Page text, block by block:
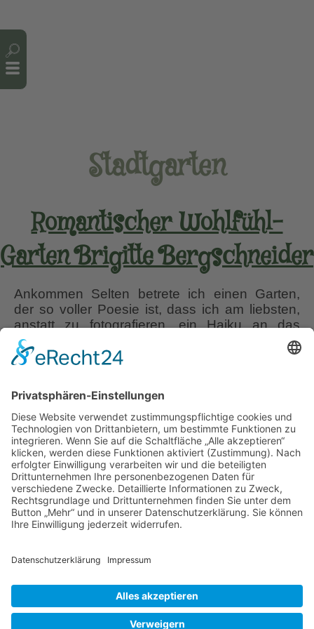
Stadtgarten
Romantischer Wohlfühl-
Garten Brigitte Bergschneider
Ankommen Selten betrete ich einen Garten,
der so voller Poesie ist, dass ich am liebsten,
anstatt zu fotografieren, ein Haiku an das
andere aneinanderreihen möchte. So
geschehen im Garten von Brigitte
Garten, zusammen mit einem Website-Bericht
darüber, gewonnen hatte. Der Garten liegt
günstig…Romantischer
Wohlfühl-
Garten
Brigitte
Bergschneider
Liebe Leser! Ihr könnt euch per E-Mail
informieren lassen, wenn neue Artikel auf
Wurzerlsgarten erscheinen.Folgt dafür einfach
diesem Link und gebt dort eure E-Mailadresse